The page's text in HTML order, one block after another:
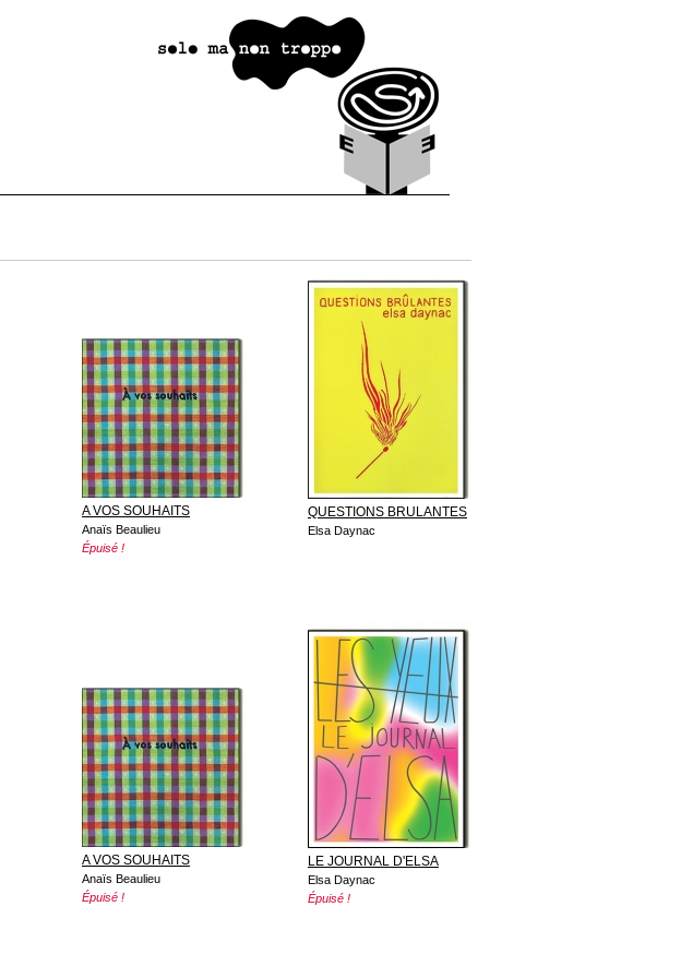
A VOS SOUHAITS
Anaïs Beaulieu
Épuisé !
QUESTIONS BRULANTES
Elsa Daynac
A VOS SOUHAITS
Anaïs Beaulieu
Épuisé !
LE JOURNAL D'ELSA
Elsa Daynac
Épuisé !